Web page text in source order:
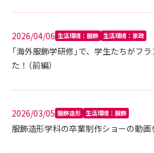
2026/04/06 生活環境：服飾 生活環境：家政
「海外服飾学研修」で、学生たちがフ
た！（前編）
2026/03/05 服飾造形 生活環境：服飾
服飾造形学科の卒業制作ショーの動